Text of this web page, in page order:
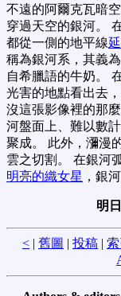
不遠的阿爾克瓦暗
穿過天空的銀河。
都從一側的地平線
稱為銀河系，其義
自希臘語的牛奶。
光害的地點看出去
沒這張影像裡的那
河盤面上、難以數
聚成。 此外，瀰漫
雲之切割。 在銀河
明亮的織女星 ，銀
明
< | 舊圖 | 投稿 | 索